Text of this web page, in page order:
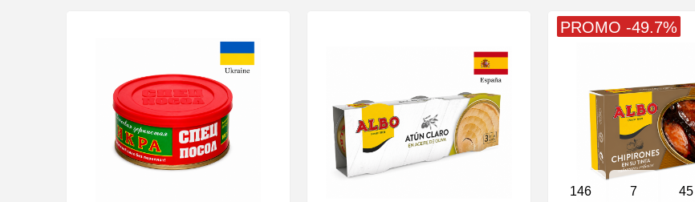
146 7 45
PROMO -49.7%